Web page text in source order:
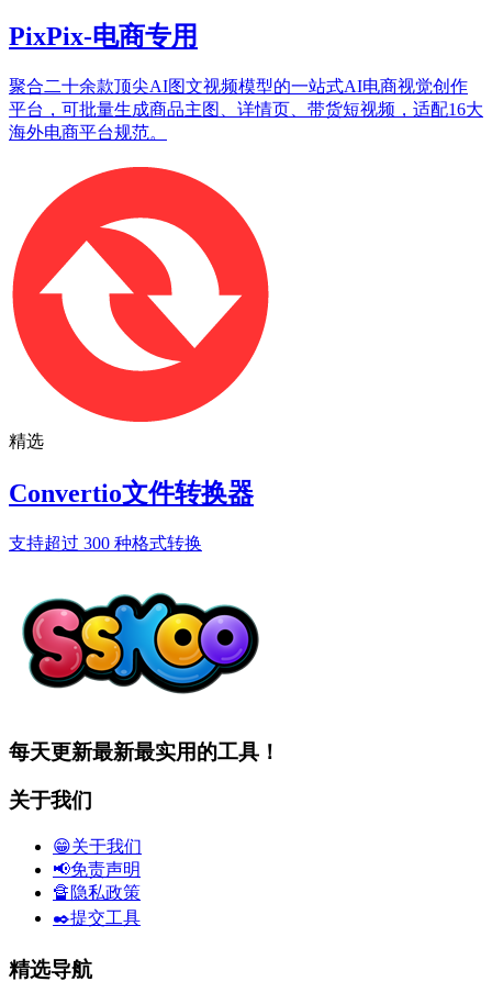
PixPix-电商专用
聚合二十余款顶尖AI图文视频模型的一站式AI电商视觉创作
平台，可批量生成商品主图、详情页、带货短视频，适配16大
海外电商平台规范。
精选
Convertio文件转换器
支持超过 300 种格式转换
每天更新最新最实用的工具！
关于我们
😁关于我们
📢免责声明
🔏隐私政策
✒️提交工具
精选导航